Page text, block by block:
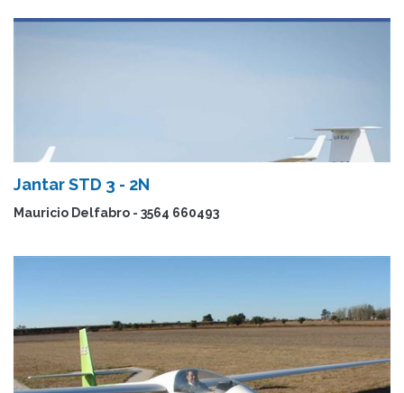
Jantar STD 3 - 2N
Mauricio Delfabro - 3564 660493